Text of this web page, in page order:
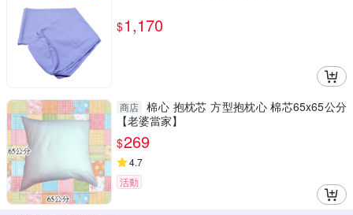
$1,170
商店 棉心 抱枕芯 方型抱枕心 棉芯65x65公分
【老婆當家】
$269
4.7
活動